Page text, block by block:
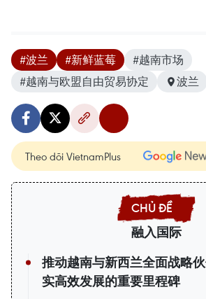
#波兰 #新鲜蓝莓
#越南市场
#越南与欧盟自由贸易协定
波兰
Theo dõi VietnamPlus
融入国际
推动越南与新西兰全面战略
实高效发展的重要里程碑